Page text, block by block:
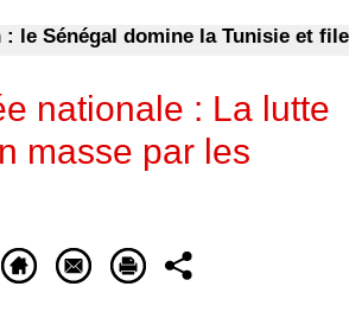
domine la Tunisie et file en
nationale : La lutte
masse par les